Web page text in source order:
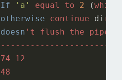
If 'a' equal to 2 (which
otherwise continue di
doesn ' t flush the
74 12
48